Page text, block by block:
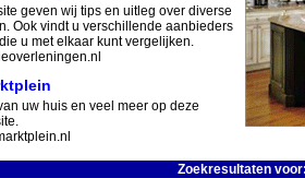
geven wij tips en uitleg over diverse
Ook vindt u verschillende aanbieders
u met elkaar kunt vergelijken.
uw huis en veel meer op deze
Zoekresultaten